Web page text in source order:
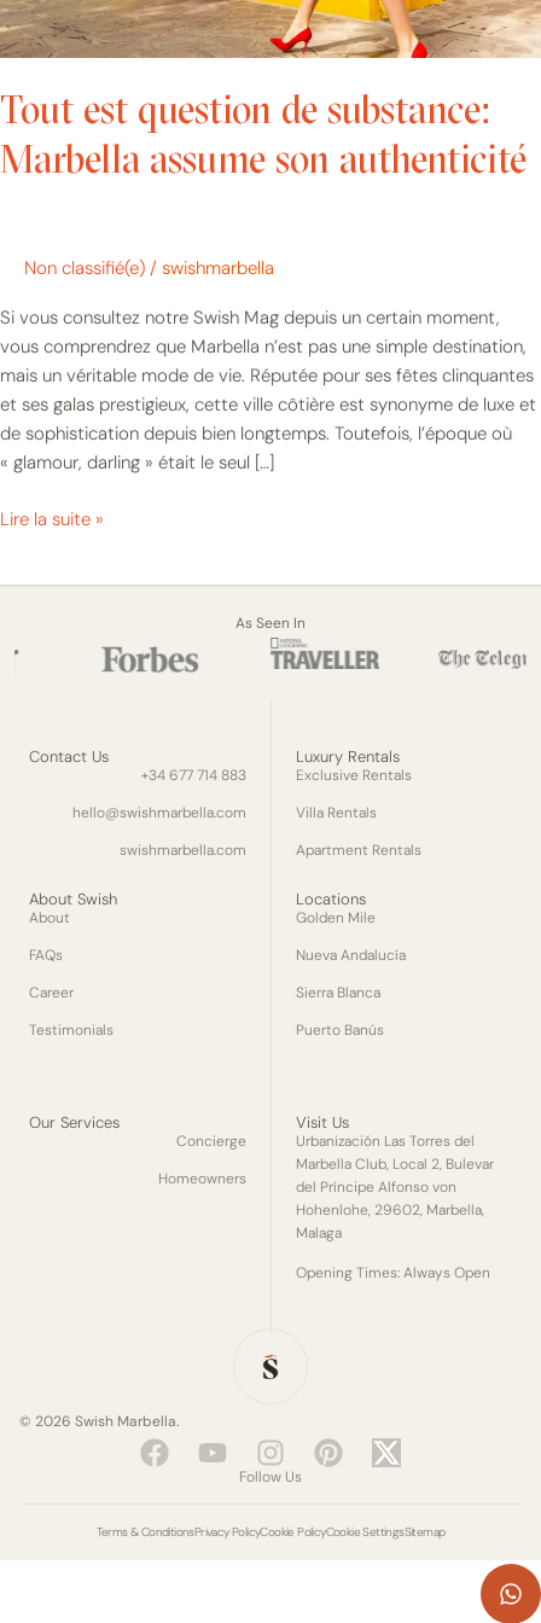
Tout est question de substance:
Marbella assume son authenticité
Non classifié(e) / swishmarbella
Si vous consultez notre Swish Mag depuis un certain moment,
vous comprendrez que Marbella n’est pas une simple destination,
mais un véritable mode de vie. Réputée pour ses fêtes clinquantes
et ses galas prestigieux, cette ville côtière est synonyme de luxe et
de sophistication depuis bien longtemps. Toutefois, l’époque où
« glamour, darling » était le seul […]
Lire la suite »
As Seen In
Luxury Rentals
Exclusive Rentals
Villa Rentals
Apartment Rentals
Locations
Golden Mile
Nueva Andalucía
Sierra Blanca
Puerto Banús
Our Services
Concierge
Homeowners
About Swish
About
FAQs
Career
Testimonials
Contact Us
+34 677 714 883
hello@swishmarbella.com
swishmarbella.com
Visit Us
Urbanización Las Torres del
Marbella Club, Local 2, Bulevar
del Príncipe Alfonso von
Hohenlohe, 29602, Marbella,
Malaga
Opening Times: Always Open
© 2026 Swish Marbella.
Terms & ConditionsPrivacy PolicyCookie PolicyCookie SettingsSitemap
Follow Us
Facebook
YoutubeInstagram
Pinterest
X-
twitter